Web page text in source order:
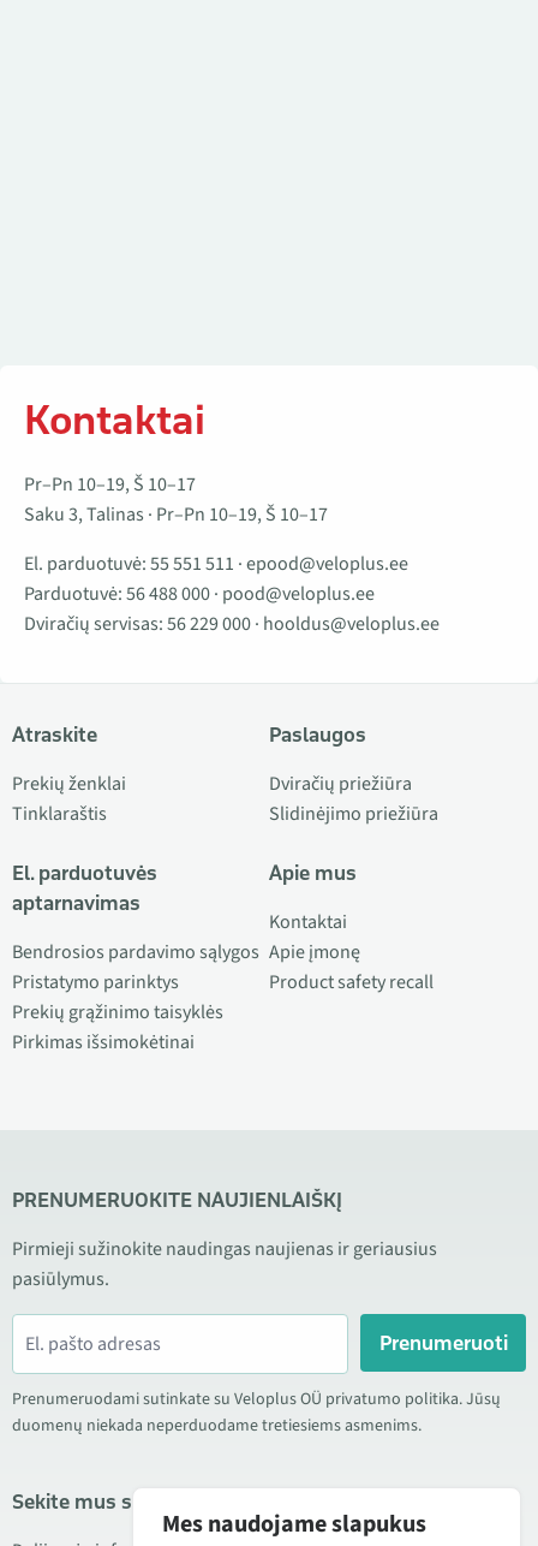
Kontaktai
Pr–Pn 10–19, Š 10–17
Saku 3, Talinas · Pr–Pn 10–19, Š 10–17
El. parduotuvė:55 551 511 ·epood@veloplus.ee
Parduotuvė:56 488 000· pood@veloplus.ee
Dviračių servisas:56 229 000· hooldus@veloplus.ee
Atraskite
Prekių ženklai
Tinklaraštis
El. parduotuvės
aptarnavimas
Bendrosios pardavimo sąlygos
Pristatymo parinktys
Prekių grąžinimo taisyklės
Pirkimas išsimokėtinai
Paslaugos
Dviračių priežiūra
Slidinėjimo priežiūra
Apie mus
Kontaktai
Apie įmonę
Product safety recall
PRENUMERUOKITE NAUJIENLAIŠKĮ
Pirmieji sužinokite naudingas naujienas ir geriausius
pasiūlymus.
Prenumeruoti
Prenumeruodami sutinkate su Veloplus OÜ privatumo politika. Jūsų
duomenų niekada neperduodame tretiesiems asmenims.
Sekite mus socialiniuose tinkluose
Mes naudojame slapukus